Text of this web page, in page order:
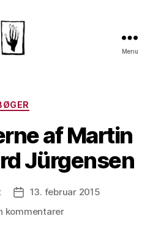
Menu
Kategorier
af Martin
Jürgensen
Indlægsdato
13. februar 2015
kommentarertil